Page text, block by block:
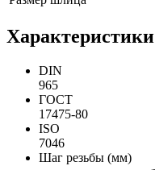
Характеристики
DIN
965
ГОСТ
17475-80
ISO
7046
Шаг резьбы (мм)